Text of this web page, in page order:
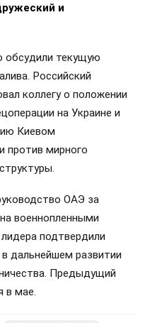
и
обсудили текущую
Российский
коллегу о положении
на Украине и
Киевом
против мирного
ОАЭ за
военнопленными
подтвердили
дальнейшем развитии
Предыдущий
в мае.